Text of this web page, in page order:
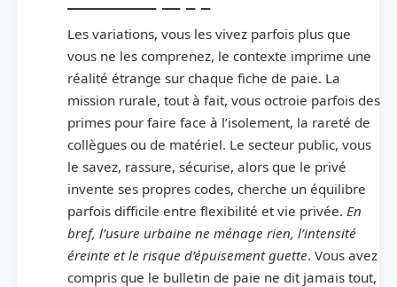
Les variations, vous les vivez parfois plus que
vous ne les comprenez, le contexte imprime une
réalité étrange sur chaque fiche de paie. La
mission rurale, tout à fait, vous octroie parfois des
primes pour faire face à l’isolement, la rareté de
collègues ou de matériel. Le secteur public, vous
le savez, rassure, sécurise, alors que le privé
invente ses propres codes, cherche un équilibre
parfois difficile entre flexibilité et vie privée. En
bref, l’usure urbaine ne ménage rien, l’intensité
éreinte et le risque d’épuisement guette. Vous avez
compris que le bulletin de paie ne dit jamais tout,